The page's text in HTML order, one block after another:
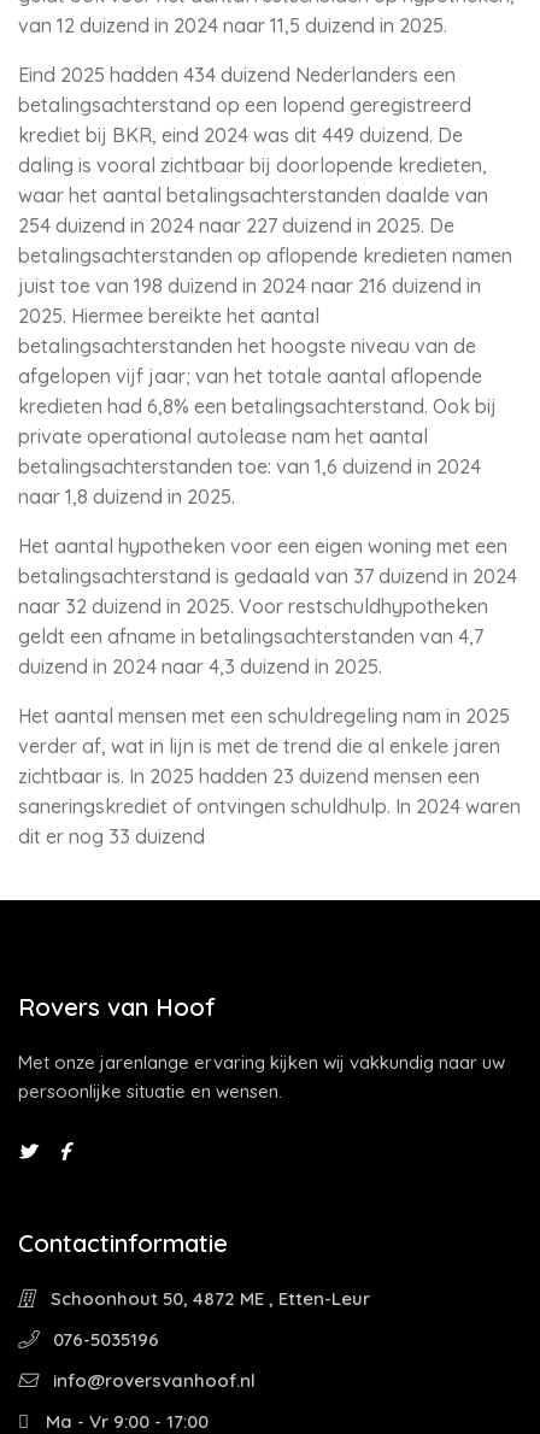
van 12 duizend in 2024 naar 11,5 duizend in 2025.
Eind 2025 hadden 434 duizend Nederlanders een
betalingsachterstand op een lopend geregistreerd
krediet bij BKR, eind 2024 was dit 449 duizend. De
daling is vooral zichtbaar bij doorlopende kredieten,
waar het aantal betalingsachterstanden daalde van
254 duizend in 2024 naar 227 duizend in 2025. De
betalingsachterstanden op aflopende kredieten namen
juist toe van 198 duizend in 2024 naar 216 duizend in
2025. Hiermee bereikte het aantal
betalingsachterstanden het hoogste niveau van de
afgelopen vijf jaar; van het totale aantal aflopende
kredieten had 6,8% een betalingsachterstand. Ook bij
private operational autolease nam het aantal
betalingsachterstanden toe: van 1,6 duizend in 2024
naar 1,8 duizend in 2025.
Het aantal hypotheken voor een eigen woning met een
betalingsachterstand is gedaald van 37 duizend in 2024
naar 32 duizend in 2025. Voor restschuldhypotheken
geldt een afname in betalingsachterstanden van 4,7
duizend in 2024 naar 4,3 duizend in 2025.
Het aantal mensen met een schuldregeling nam in 2025
verder af, wat in lijn is met de trend die al enkele jaren
zichtbaar is. In 2025 hadden 23 duizend mensen een
saneringskrediet of ontvingen schuldhulp. In 2024 waren
dit er nog 33 duizend
Rovers van Hoof
Met onze jarenlange ervaring kijken wij vakkundig naar uw
persoonlijke situatie en wensen.
Contactinformatie
Schoonhout 50, 4872 ME , Etten-Leur
076-5035196
info@roversvanhoof.nl
Ma - Vr 9:00 - 17:00